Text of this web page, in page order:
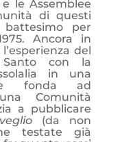
le Assemblee
di questi
per
Ancora in
del
con la
in una
e fonda ad
Comunità
a pubblicare
(da non
testate già